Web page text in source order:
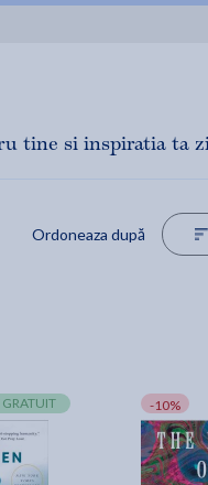
tine si inspiratia ta
Ordoneaza după
-10%